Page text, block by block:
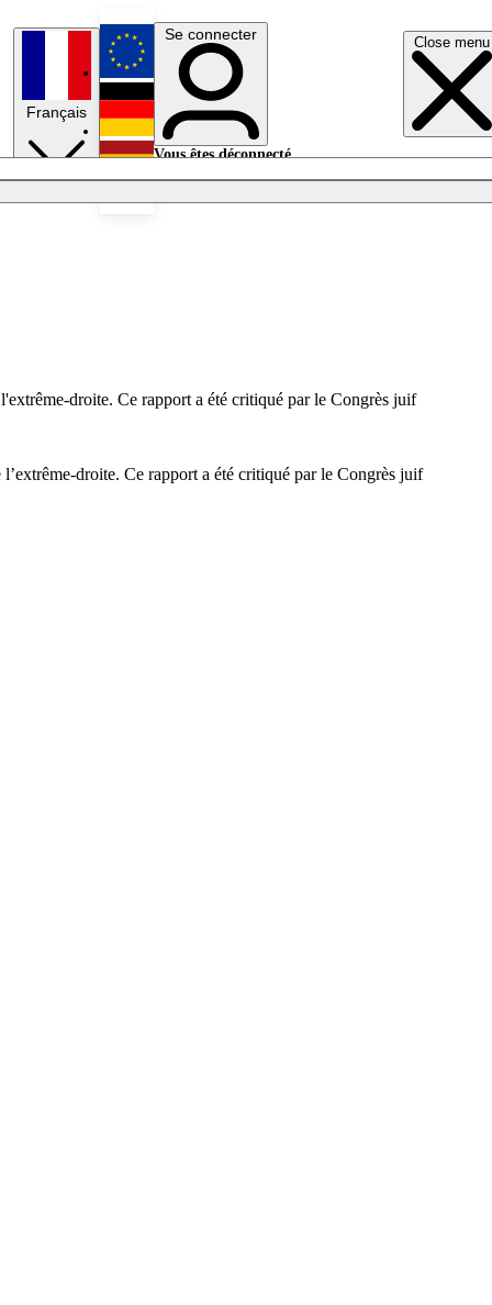
Close menu
Français
English
Deutsch
Se connecter
Vous êtes déconnecté.
droite. Ce rapport a été critiqué par le Congrès juif
droite. Ce rapport a été critiqué par le Congrès juif